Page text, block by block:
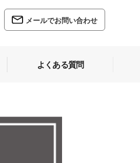
メールでお問い合わせ
よくある質問